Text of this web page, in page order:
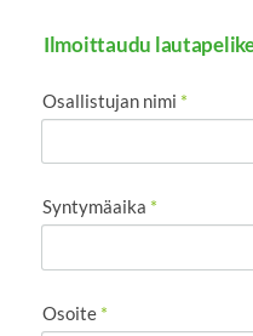
Ilmoittaudu
Osallistujan nimi *
Syntymäaika *
Osoite *